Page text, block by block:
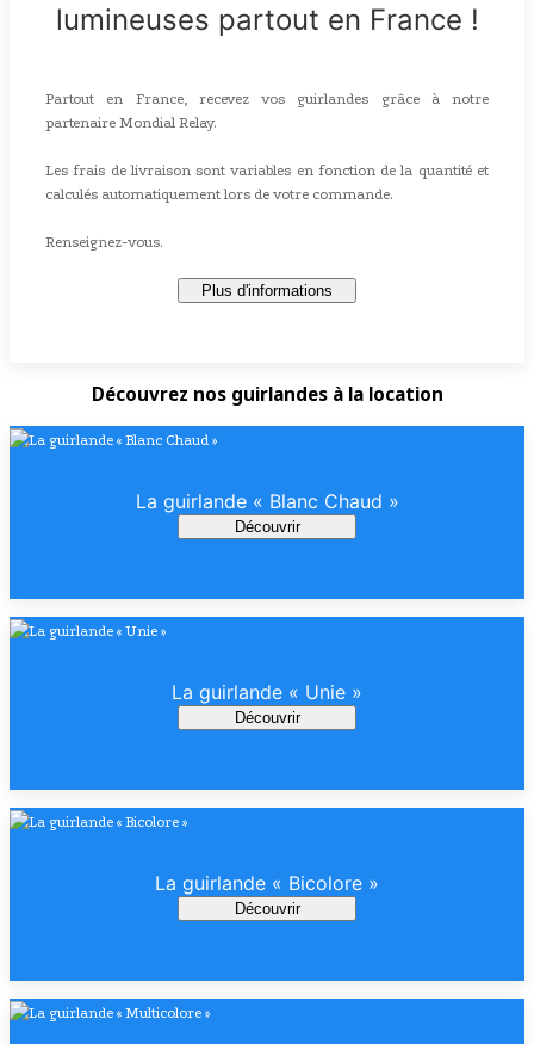
lumineuses partout en France !
Partout en France, recevez vos guirlandes grâce à notre
partenaire Mondial Relay.
Les frais de livraison sont variables en fonction de la quantité et
calculés automatiquement lors de votre commande.
Renseignez-vous.
Plus d'informations
Découvrez nos guirlandes à la location
La guirlande « Blanc Chaud »
Découvrir
La guirlande « Unie »
Découvrir
La guirlande « Bicolore »
Découvrir